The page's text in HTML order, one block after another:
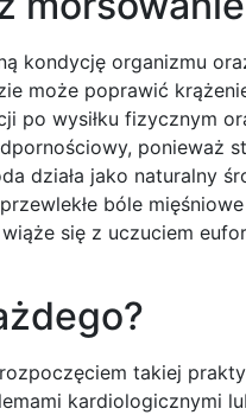
kondycję organizmu
może poprawić
po wysiłku fizycznym
ponieważ
działa jako naturalny
bóle
się z uczuciem
takiej
kardiologicznymi